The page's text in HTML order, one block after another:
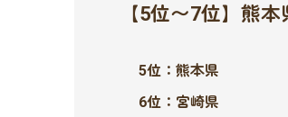
【5位〜7位】熊
5位：熊本県
6位：宮崎県